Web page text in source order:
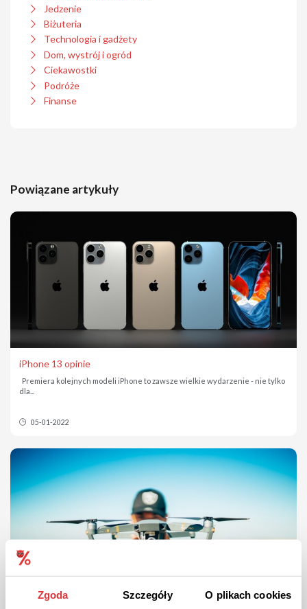
Zgoda Szczegóły O plikach cookies
Jedzenie
Biżuteria
Technologia i gadżety
Dom, wystrój i ogród
Ciekawostki
Podróże
Finanse
Powiązane artykuły
iPhone 13 opinie
Premiera kolejnych modeli iPhone to zawsze wielkie wydarzenie - nie tylko
dla...
05-01-2022